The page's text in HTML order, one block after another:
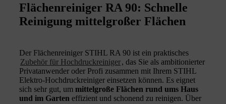
Flächenreiniger RA 90: Schnelle
Reinigung mittelgroßer Flächen
Der Flächenreiniger STIHL RA 90 ist ein praktisches
Zubehör für Hochdruckreiniger, das Sie als ambitionierter
Privatanwender oder Profi zusammen mit Ihrem STIHL
Elektro-Hochdruckreiniger einsetzen können. Es eignet
sich sehr gut, um mittelgroße Flächen rund ums Haus
und im Garten effizient und schonend zu reinigen. Über